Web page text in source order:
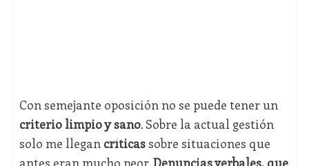
Con semejante oposición no se puede tener un
criterio limpio y sano. Sobre la actual gestión
solo me llegan críticassobre situaciones que